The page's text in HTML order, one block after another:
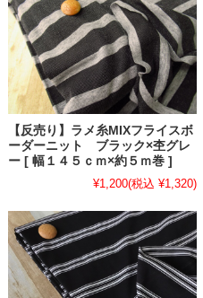
【反売り】ラメ糸MIXフライスボ
ーダーニット ブラック×杢グレ
ー [ 幅１４５ｃｍ×約５ｍ巻 ]
¥1,200(税込 ¥1,320)